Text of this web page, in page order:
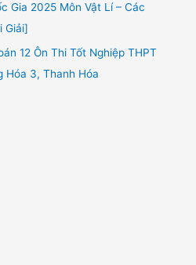
Gia 2025 Môn Vật Lí – Các
Giải]
12 Ôn Thi Tốt Nghiệp THPT
Hóa 3, Thanh Hóa